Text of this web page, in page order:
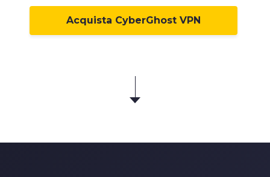
Acquista CyberGhost VPN
7
8
2